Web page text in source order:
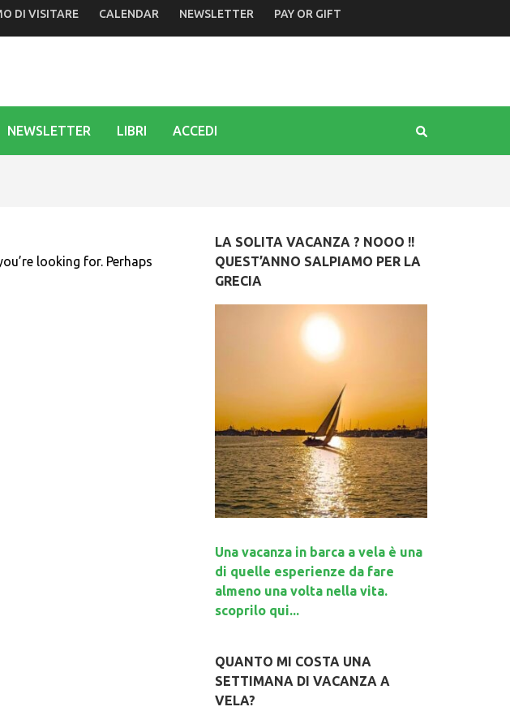
tornano sul Ponte dello Schioppettino. Le proposte di Camino in riva al
DI VISITARE CALENDAR NEWSLETTER
PAY OR GIFT
NEWSLETTER LIBRI ACCEDI
looking for. Perhaps
LA SOLITA VACANZA ? NOOO !!
QUEST’ANNO SALPIAMO PER LA
GRECIA
Una vacanza in barca a vela è una
di quelle esperienze da fare
almeno una volta nella vita.
scoprilo qui...
QUANTO MI COSTA UNA
SETTIMANA DI VACANZA A
VELA?